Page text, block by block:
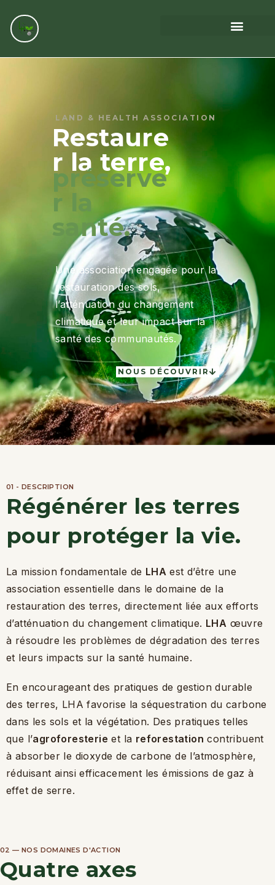
LAND & HEALTH ASSOCIATION
Restaure
r la terre,
préserve
r la
santé.
Une association engagée pour la
restauration des sols,
l’atténuation du changement
climatique et leur impact sur la
santé des communautés.
NOUS DÉCOUVRIR
01 - DESCRIPTION
Régénérer les terres
pour protéger la vie.
La mission fondamentale de LHA est d’être une
association essentielle dans le domaine de la
restauration des terres, directement liée aux efforts
d’atténuation du changement climatique. LHA œuvre
à résoudre les problèmes de dégradation des terres
et leurs impacts sur la santé humaine.
En encourageant des pratiques de gestion durable
des terres, LHA favorise la séquestration du carbone
dans les sols et la végétation. Des pratiques telles
que l’agroforesterie et la reforestation contribuent
à absorber le dioxyde de carbone de l’atmosphère,
réduisant ainsi efficacement les émissions de gaz à
effet de serre.
02 — NOS DOMAINES D'ACTION
Quatre axes